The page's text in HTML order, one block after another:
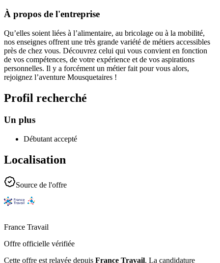
À propos de l'entreprise
Qu’elles soient liées à l’alimentaire, au bricolage ou à la mobilité,
nos enseignes offrent une très grande variété de métiers accessibles
près de chez vous. Découvrez celui qui vous convient en fonction
de vos compétences, de votre expérience et de vos aspirations
personnelles. Il y a forcément un métier fait pour vous alors,
rejoignez l’aventure Mousquetaires !
Profil recherché
Un plus
Débutant accepté
Localisation
Source de l'offre
France Travail
Offre officielle vérifiée
Cette offre est relayée depuis France Travail. La candidature